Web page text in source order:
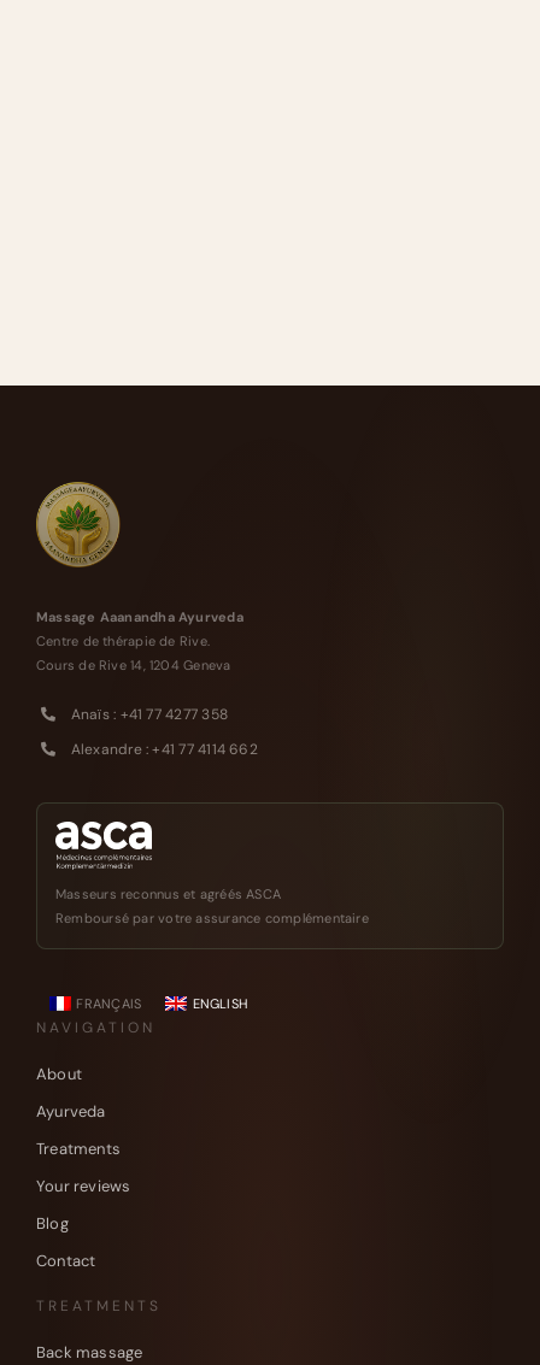
Massage Aaanandha Ayurveda
Centre de thérapie de Rive.
Cours de Rive 14, 1204 Geneva
Anaïs : +41 77 4277 358
Alexandre : +41 77 4114 662
Masseurs reconnus et agréés ASCA
Remboursé par votre assurance complémentaire
FRANÇAIS ENGLISH
NAVIGATION
About
Ayurveda
Treatments
Your reviews
Blog
Contact
TREATMENTS
Back massage